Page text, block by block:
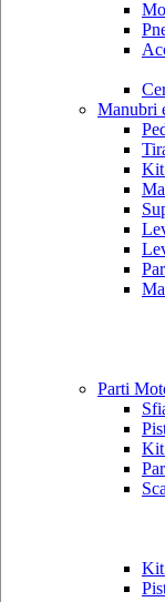
Manubri
Kit
Parti
Kit
Kit